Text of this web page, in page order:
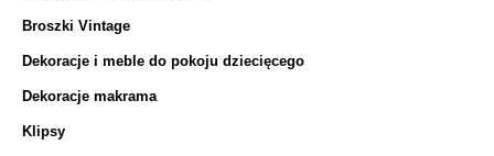
Broszki Vintage
Dekoracje i meble do pokoju dziecięcego
Dekoracje makrama
Klipsy